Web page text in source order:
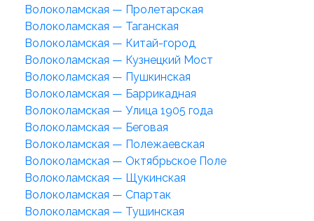
Волоколамская — Пролетарская
Волоколамская — Таганская
Волоколамская — Китай-город
Волоколамская — Кузнецкий Мост
Волоколамская — Пушкинская
Волоколамская — Баррикадная
Волоколамская — Улица 1905 года
Волоколамская — Беговая
Волоколамская — Полежаевская
Волоколамская — Октябрьское Поле
Волоколамская — Щукинская
Волоколамская — Спартак
Волоколамская — Тушинская